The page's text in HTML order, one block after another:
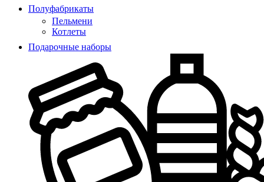
Полуфабрикаты
Пельмени
Котлеты
Подарочные наборы